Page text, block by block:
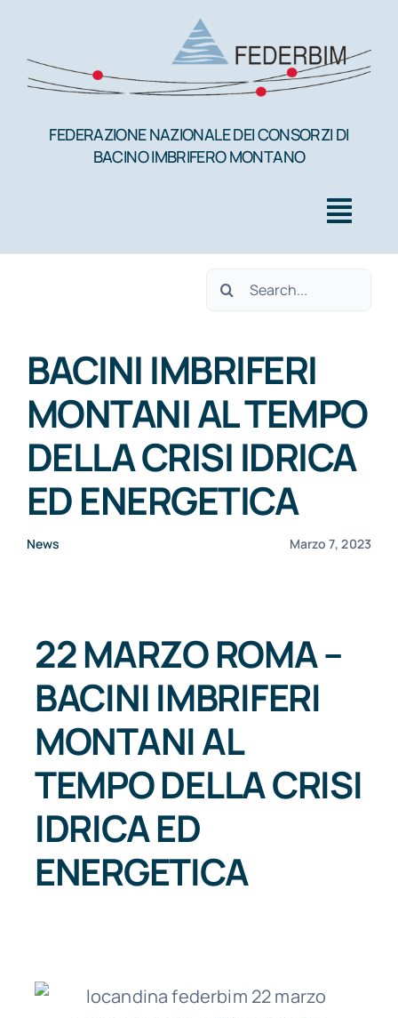
contenuto
FEDERAZIONE NAZIONALE DEI CONSORZI DI
BACINO IMBRIFERO MONTANO
HOME
FEDERBIM
CONSORZI BIM
NEWS
Cerca
BACINI IMBRIFERI
MONTANI AL TEMPO
DELLA CRISI IDRICA
ED ENERGETICA
News Marzo 7, 2023
22 MARZO ROMA –
BACINI IMBRIFERI
MONTANI AL
TEMPO DELLA CRISI
IDRICA ED
ENERGETICA